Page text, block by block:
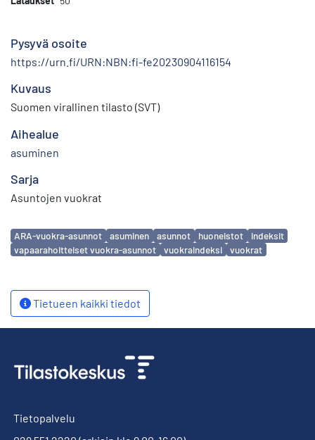
Pysyvä osoite
https://urn.fi/URN:NBN:fi-fe20230904116154
Kuvaus
Suomen virallinen tilasto (SVT)
Aihealue
asuminen
Sarja
Asuntojen vuokrat
Avainsanat
ARA-vuokra-asunnot asuminen asunnot huoneistot
indeksit
vapaarahoitteiset vuokra-asunnot
vuokraindeksi vuokrat
Tietueen kaikki tiedot
Tietopalvelu